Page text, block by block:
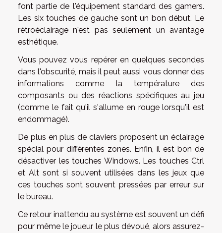
font partie de l'équipement standard des gamers.
Les six touches de gauche sont un bon début. Le
rétroéclairage n'est pas seulement un avantage
esthétique.
Vous pouvez vous repérer en quelques secondes
dans l'obscurité, mais il peut aussi vous donner des
informations comme la température des
composants ou des réactions spécifiques au jeu
(comme le fait qu'il s'allume en rouge lorsqu'il est
endommagé).
De plus en plus de claviers proposent un éclairage
spécial pour différentes zones. Enfin, il est bon de
désactiver les touches Windows. Les touches Ctrl
et Alt sont si souvent utilisées dans les jeux que
ces touches sont souvent pressées par erreur sur
le bureau.
Ce retour inattendu au système est souvent un défi
pour même le joueur le plus dévoué, alors assurez-